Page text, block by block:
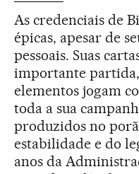
As credenciais de
épicas, apesar de
pessoais. Suas
importante partida,
elementos jogam
toda a sua
produzidos no
estabilidade e do
anos da